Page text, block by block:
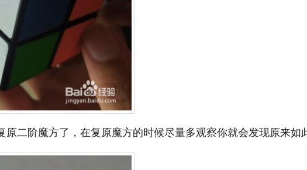
原二阶魔方了，在复原魔方的时候尽量多观察你就会发现原来如